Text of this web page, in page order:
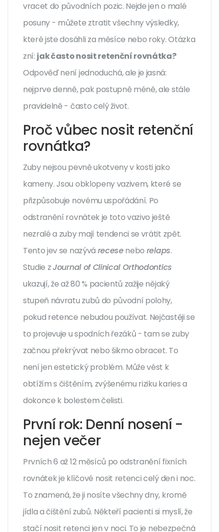
vracet do původních pozic. Nejde jen o malé
posuny - můžete ztratit všechny výsledky,
které jste dosáhli za měsíce nebo roky. Otázka
zní: jak často nosit retenční rovnátka?
Odpověď není jednoduchá, ale je jasná:
nejprve denně, pak postupně méně, ale stále
pravidelně - často celý život.
Proč vůbec nosit retenční
rovnátka?
Zuby nejsou pevně ukotveny v kosti jako
kameny. Jsou obklopeny vazivem, které se
přizpůsobuje novému uspořádání. Po
odstranění rovnátek je toto vazivo ještě
nezralé a zuby mají tendenci se vrátit zpět.
Tento jev se nazývá recesenebo relaps.
Studie zJournal of Clinical Orthodontics
ukazují, že až 80 % pacientů zažije nějaký
stupeň návratu zubů do původní polohy,
pokud retence nebudou používat. Nejčastěji se
to projevuje u spodních řezáků - tam se zuby
začnou překrývat nebo šikmo obracet. To
není jen estetický problém. Může vést k
obtížím s čištěním, zvýšenému riziku karies a
dokonce k bolestem čelisti.
První rok: Denní nosení -
nejen večer
Prvních 6 až 12 měsíců po odstranění fixních
rovnátek je klíčové nosit retenci celý den i noc.
To znamená, že ji nosíte všechny dny, kromě
jídla a čištění zubů. Někteří pacienti si myslí, že
stačí nosit retenci jen v noci. To je nebezpečná